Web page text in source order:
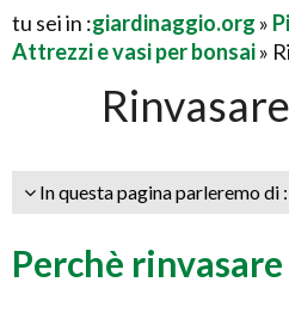
tu sei in :giardinaggio.org »
Attrezzi e vasi per bonsai»
In questa pagina parleremo di :
Perchè